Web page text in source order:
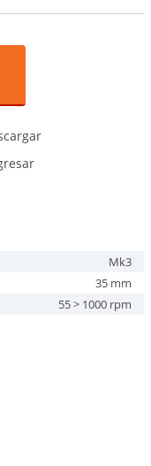
Mk3
35 mm
55 > 1000 rpm